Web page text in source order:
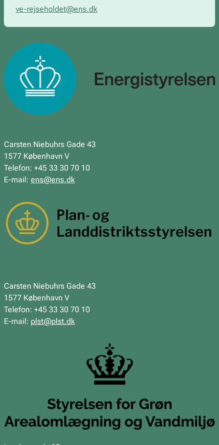
ve-rejseholdet@ens.dk
Carsten Niebuhrs Gade 43
1577 København V
Telefon: +45 33 30 70 10
E-mail: ens@ens.dk
Carsten Niebuhrs Gade 43
1577 København V
Telefon: +45 33 30 70 10
E-mail: plst@plst.dk